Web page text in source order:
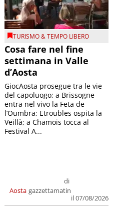
TURISMO & TEMPO LIBERO
Cosa fare nel fine
settimana in Valle
d’Aosta
Aosta
di
gazzettamatin
il 07/08/2026
GiocAosta prosegue tra le vie
del capoluogo; a Brissogne
entra nel vivo la Feta de
l’Oumbra; Etroubles ospita la
Veillà; a Chamois tocca al
Festival A...